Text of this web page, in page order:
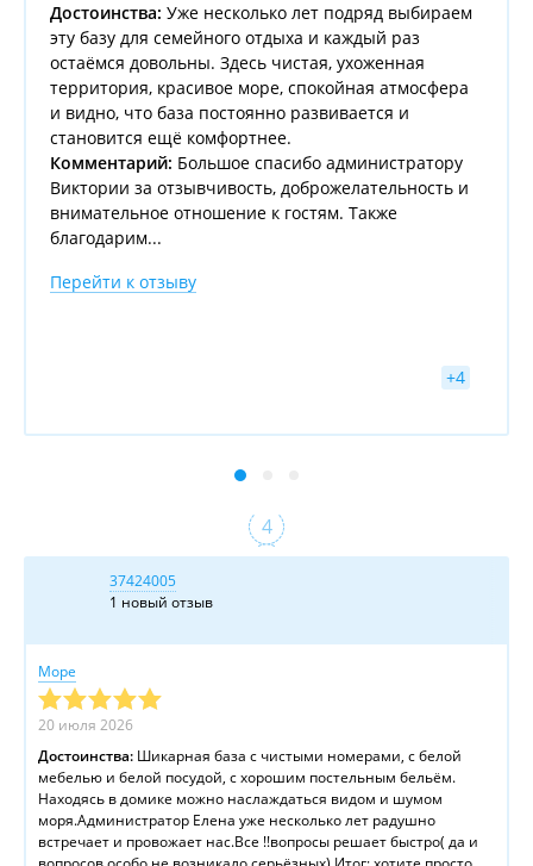
Достоинства: Уже несколько лет подряд выбираем
эту базу для семейного отдыха и каждый раз
остаёмся довольны. Здесь чистая, ухоженная
территория, красивое море, спокойная атмосфера
и видно, что база постоянно развивается и
становится ещё комфортнее.
Комментарий: Большое спасибо администратору
Виктории за отзывчивость, доброжелательность и
внимательное отношение к гостям. Также
благодарим...
Перейти к отзыву
+
37424005
1 новый отзыв
Море
20 июля 2026
Достоинства: Шикарная база с чистыми номерами, с белой
мебелью и белой посудой, с хорошим постельным бельём.
Находясь в домике можно наслаждаться видом и шумом
моря.Администратор Елена уже несколько лет радушно
встречает и провожает нас.Все !!вопросы решает быстро( да и